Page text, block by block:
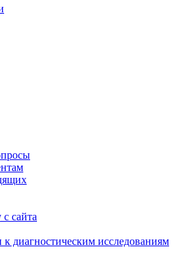
сайта
диагностическим исследованиям